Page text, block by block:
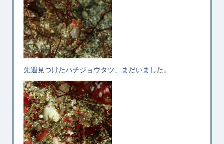
先週見つけたハチジョウタツ、まだいました。